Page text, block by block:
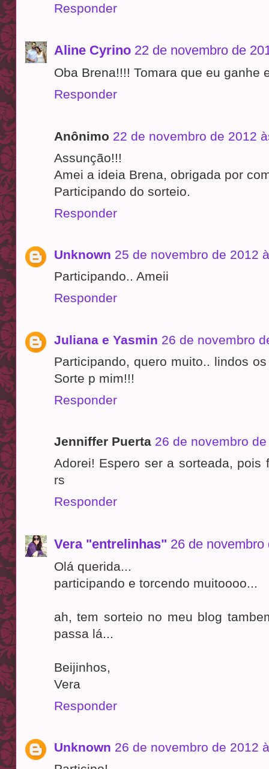
Responder
Aline Cyrino 22 de novembro de
Oba Brena!!!! Tomara que eu ganhe
Responder
Anônimo 22 de novembro de 2012
Assunção!!!
Amei a ideia Brena, obrigada por
Participando do sorteio.
Responder
Unknown 25 de novembro de 2012
Participando.. Ameii
Responder
Juliana e Yasmin 26 de novembro
Participando, quero muito.. lindos
Sorte p mim!!!
Responder
Jenniffer Puerta 26 de novembro
Adorei! Espero ser a sorteada, pois
rs
Responder
Vera "entrelinhas" 26 de novembro
Olá querida...
participando e torcendo muitoooo...
ah, tem sorteio no meu blog
passa lá...
Beijinhos,
Vera
Responder
Unknown 26 de novembro de 2012